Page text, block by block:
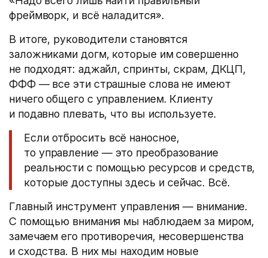
фреймворк, и всё наладится».
В итоге, руководители становятся
заложниками догм, которые им совершенно
не подходят: аджайл, спринты, скрам, ДКЦП,
ФФФ — все эти страшные слова не имеют
ничего общего с управлением. Клиенту
и подавно плевать, что вы используете.
Если отбросить всё наносное,
то управление — это преобразование
реальности с помощью ресурсов и средств,
которые доступны здесь и сейчас. Всё.
Главный инструмент управления — внимание.
С помощью внимания мы наблюдаем за миром,
замечаем его противоречия, несовершенства
и сходства. В них мы находим новые